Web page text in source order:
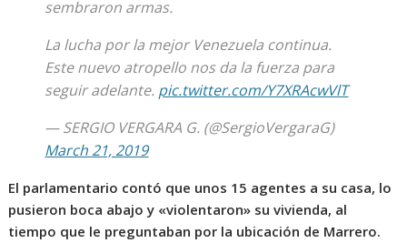
sembraron armas.
La lucha por la mejor Venezuela continua.
Este nuevo atropello nos da la fuerza para
seguir adelante. pic.twitter.com/Y7XRAcwVlT
— SERGIO VERGARA G. (@SergioVergaraG)
March 21, 2019
El parlamentario contó que unos 15 agentes a su casa, lo
pusieron boca abajo y «violentaron» su vivienda, al
tiempo que le preguntaban por la ubicación de Marrero.